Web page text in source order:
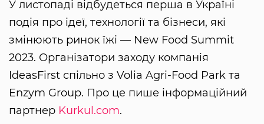
У листопаді відбудеться перша в Україні
подія про ідеї, технології та бізнеси, які
змінюють ринок їжі — New Food Summit
2023. Організатори заходу компанія
IdeasFirst спільно з Volia Agri-Food Park та
Enzym Group. Про це пише інформаційний
партнер Kurkul.com.